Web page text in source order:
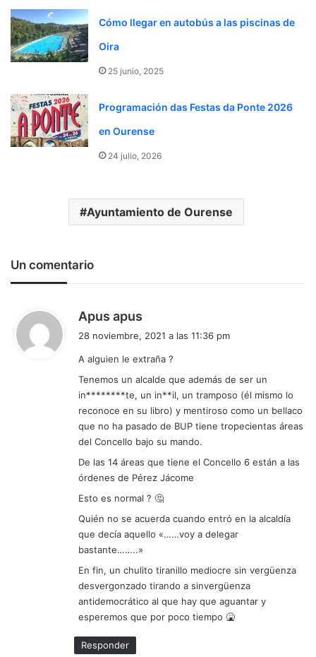
Cómo llegar en autobús a las piscinas de
Oira
25 junio, 2025
Programación das Festas da Ponte 2026
en Ourense
24 julio, 2026
Ayuntamiento de Ourense
Un comentario
Apus apus
e
:
28 noviembre, 2021 a las 11:36 pm
A alguien le extraña ?
Tenemos un alcalde que además de ser un
in********te, un in**il, un tramposo (él mismo lo
reconoce en su libro) y mentiroso como un bellaco
que no ha pasado de BUP tiene tropecientas áreas
del Concello bajo su mando.
De las 14 áreas que tiene el Concello 6 están a las
órdenes de Pérez Jácome
Esto es normal ? 🤔
Quién no se acuerda cuando entró en la alcaldía
que decía aquello «……voy a delegar
bastante……..»
En fin, un chulito tiranillo mediocre sin vergüenza
desvergonzado tirando a sinvergüenza
antidemocrático al que hay que aguantar y
esperemos que por poco tiempo 🤮
Responder